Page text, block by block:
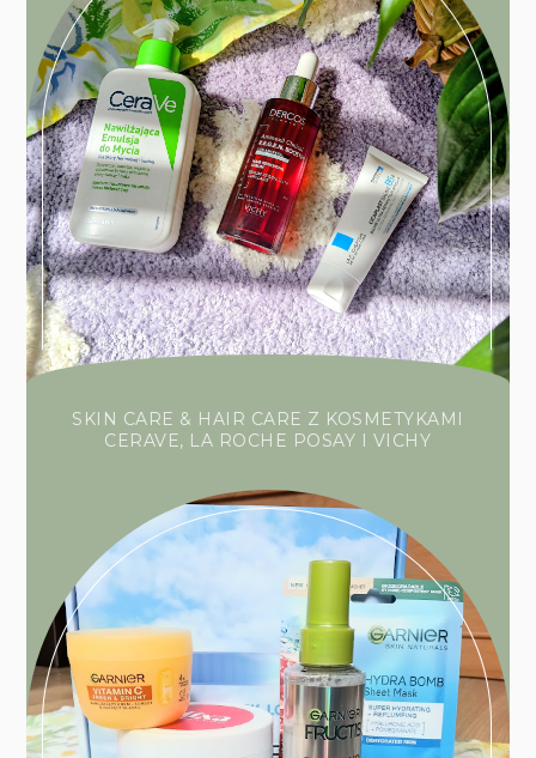
SKIN CARE & HAIR CARE Z KOSMETYKAMI
CERAVE, LA ROCHE POSAY I VICHY